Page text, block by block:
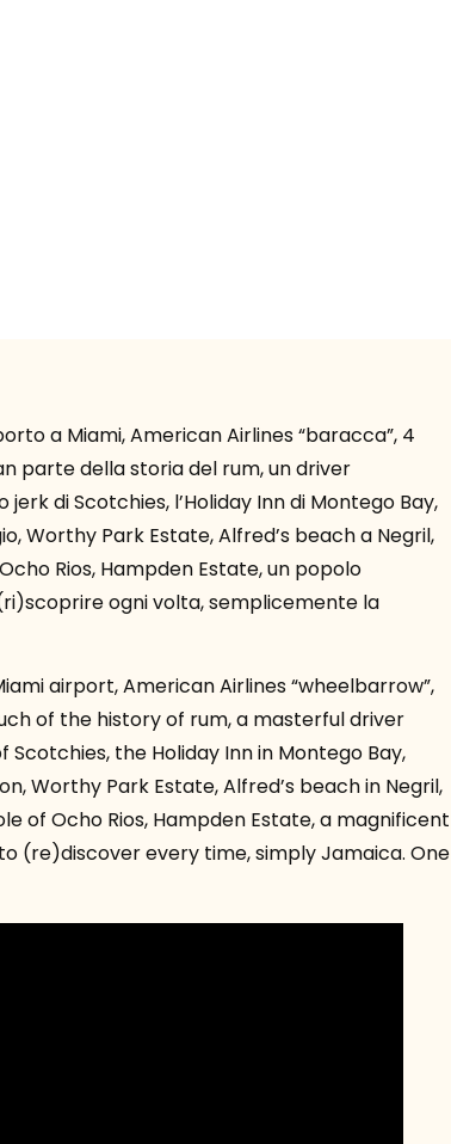
a Miami, American Airlines “baracca”, 4
parte della storia del rum, un driver
di Scotchies, l’Holiday Inn di Montego Bay,
Worthy Park Estate, Alfred’s beach a Negril,
Rios, Hampden Estate, un popolo
ogni volta, semplicemente la
airport, American Airlines “wheelbarrow”,
of the history of rum, a masterful driver
the Holiday Inn in Montego Bay,
Worthy Park Estate, Alfred’s beach in Negril,
of Ocho Rios, Hampden Estate, a magnificent
(re)discover every time, simply Jamaica. One